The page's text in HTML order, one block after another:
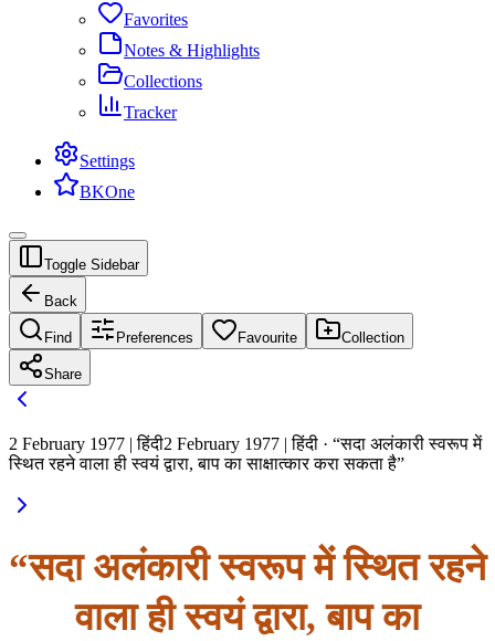
Favorites
Notes & Highlights
Collections
Tracker
Settings
BKOne
Toggle Sidebar
Back
Find Preferences Favourite Collection
Share
2 February 1977 | हिंदी2 February 1977 | हिंदी · “सदा अलंकारी स्वरूप में
स्थित रहने वाला ही स्वयं द्वारा, बाप का साक्षात्कार करा सकता है”
“सदा अलंकारी स्वरूप में स्थित रहने
वाला ही स्वयं द्वारा, बाप का